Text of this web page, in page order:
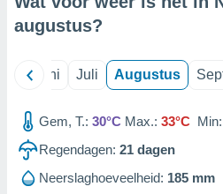
augustus?
Juni Juli Augustus
Gem, T.: 30°C Max.: 33°C Min:
Regendagen: 21 dagen
Neerslaghoeveelheid: 185 mm